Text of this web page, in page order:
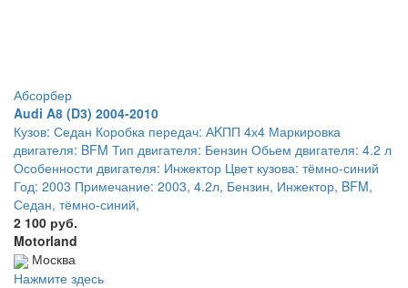
Абсорбер
Audi A8 (D3) 2004-2010
Кузов: Седан Коробка передач: АKПП 4х4 Маркировка
двигателя: BFM Тип двигателя: Бензин Обьем двигателя: 4.2 л
Особенности двигателя: Инжектор Цвет кузова: тёмно-синий
Год: 2003 Примечание: 2003, 4.2л, Бензин, Инжектор, BFM,
Седан, тёмно-синий,
2 100 руб.
Motorland
Москва
Нажмите здесь